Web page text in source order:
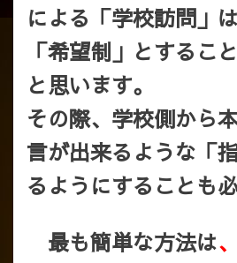
による「学校訪問」
「希望制」とするこ
と思います。
その際、学校側から
言が出来るような「
るようにすることも
最も簡単な方法は